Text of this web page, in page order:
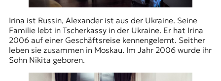
Irina ist Russin, Alexander ist aus der Ukraine. Seine
Familie lebt in Tscherkassy in der Ukraine. Er hat Irina
2006 auf einer Geschäftsreise kennengelernt. Seither
leben sie zusammen in Moskau. Im Jahr 2006 wurde ihr
Sohn Nikita geboren.